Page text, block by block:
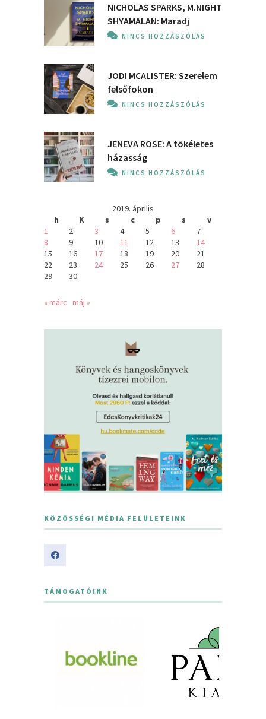
NICHOLAS SPARKS, M.NIGHT
SHYAMALAN: Maradj
NINCS HOZZÁSZÓLÁS
JODI MCALISTER: Szerelem
felsőfokon
NINCS HOZZÁSZÓLÁS
JENEVA ROSE: A ​tökéletes
házasság
NINCS HOZZÁSZÓLÁS
2019. április
h
K s c p s
v
1
2 3 4 5 6
7
8
9 10 11 12 13
14
15
16 17 18 19 20
21
22
23 24 25 26 27
28
29
30
« márc máj »
KÖZÖSSÉGI MÉDIA FELÜLETEINK
TÁMOGATÓINK